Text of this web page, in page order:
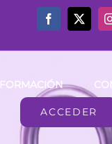
FORMACIÓN
ACCEDER